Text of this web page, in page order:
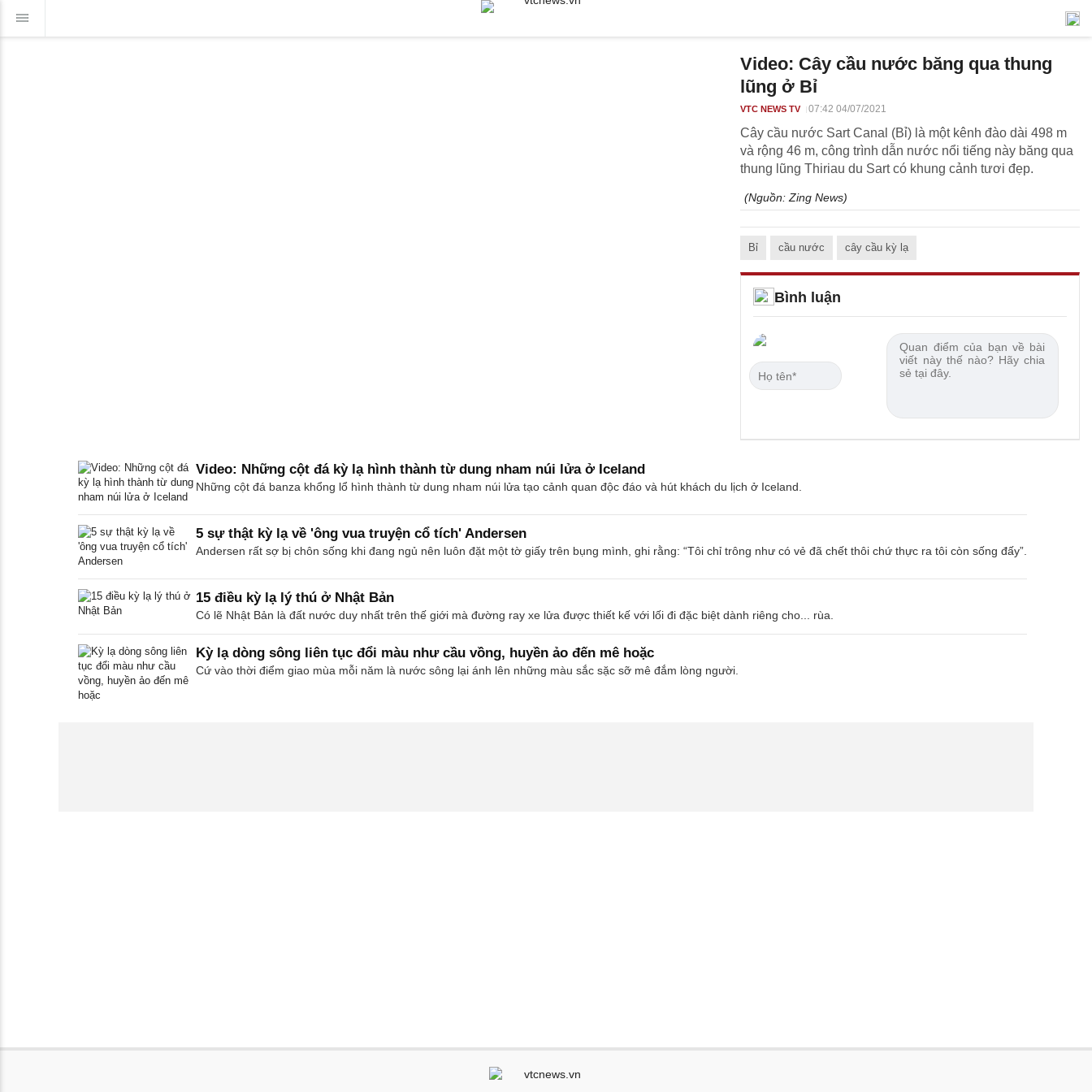
Video: Cây cầu nước băng qua thung
lũng ở Bỉ
VTC NEWS TV 07:42 04/07/2021
Cây cầu nước Sart Canal (Bỉ) là một kênh đào dài 498 m
và rộng 46 m, công trình dẫn nước nổi tiếng này băng qua
thung lũng Thiriau du Sart có khung cảnh tươi đẹp.
(Nguồn: Zing News)
Bỉ cầu nước cây cầu kỳ lạ
Bình luận
Video: Những cột đá kỳ lạ hình thành từ dung nham núi lửa ở Iceland
Những cột đá banza khổng lổ hình thành từ dung nham núi lửa tạo cảnh quan độc đáo và hút khách du lịch ở Iceland.
5 sự thật kỳ lạ về 'ông vua truyện cổ tích' Andersen
Andersen rất sợ bị chôn sống khi đang ngủ nên luôn đặt một tờ giấy trên bụng mình, ghi rằng: “Tôi chỉ trông như có vẻ đã chết thôi chứ thực ra tôi còn sống đấy”.
15 điều kỳ lạ lý thú ở Nhật Bản
Có lẽ Nhật Bản là đất nước duy nhất trên thế giới mà đường ray xe lửa được thiết kế với lối đi đặc biệt dành riêng cho... rùa.
Kỳ lạ dòng sông liên tục đổi màu như cầu vồng, huyền ảo đến mê hoặc
Cứ vào thời điểm giao mùa mỗi năm là nước sông lại ánh lên những màu sắc sặc sỡ mê đắm lòng người.